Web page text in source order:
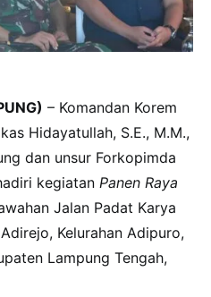
– Komandan Korem
Hidayatullah, S.E., M.M.,
dan unsur Forkopimda
kegiatan Panen Raya
Jalan Padat Karya
Kelurahan Adipuro,
Lampung Tengah,